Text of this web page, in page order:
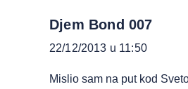
Djem Bond 007
22/12/2013 u 11:50
Mislio sam na put kod